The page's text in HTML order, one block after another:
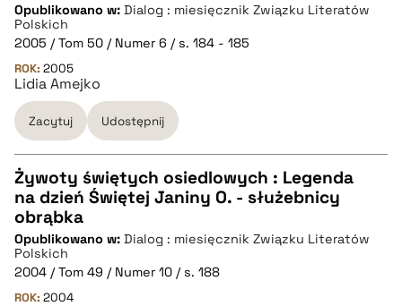
pobierz cytat
BIBTEX
pobierz cytat
Opublikowano w: Dialog : miesięcznik Związku Literatów
Polskich
2005 / Tom 50 / Numer 6 / s. 184 - 185
ROK: 2005
Lidia Amejko
Zacytuj Udostępnij
CZYSTY TEKST
pobierz cytat
Żywoty świętych osiedlowych : Legenda
na dzień Świętej Janiny O. - służebnicy
obrąbka
Opublikowano w: Dialog : miesięcznik Związku Literatów
Polskich
2004 / Tom 49 / Numer 10 / s. 188
ROK: 2004